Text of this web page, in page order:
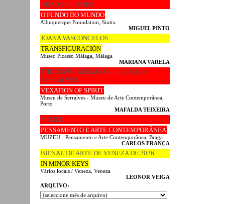
GRADA KILOMBA
O FUNDO DO MUNDO
Albuquerque Foundation, Sintra
MIGUEL PINTO
JOANA VASCONCELOS
TRANSFIGURACIÓN
Museo Picasso Málaga, Málaga
MARIANA VARELA
THE DUERCKHEIM COLLECTION X
SERRALVES
VEXATION OF SPIRIT
Museu de Serralves - Museu de Arte Contemporânea,
Porto
MAFALDA TEIXEIRA
MUZEU
PENSAMENTO E ARTE CONTEMPORÂNEA
MUZEU - Pensamento e Arte Contemporânea, Braga
CARLOS FRANÇA
BIENAL DE ARTE DE VENEZA DE 2026
IN MINOR KEYS
Vários locais / Veneza, Veneza
LEONOR VEIGA
ARQUIVO: